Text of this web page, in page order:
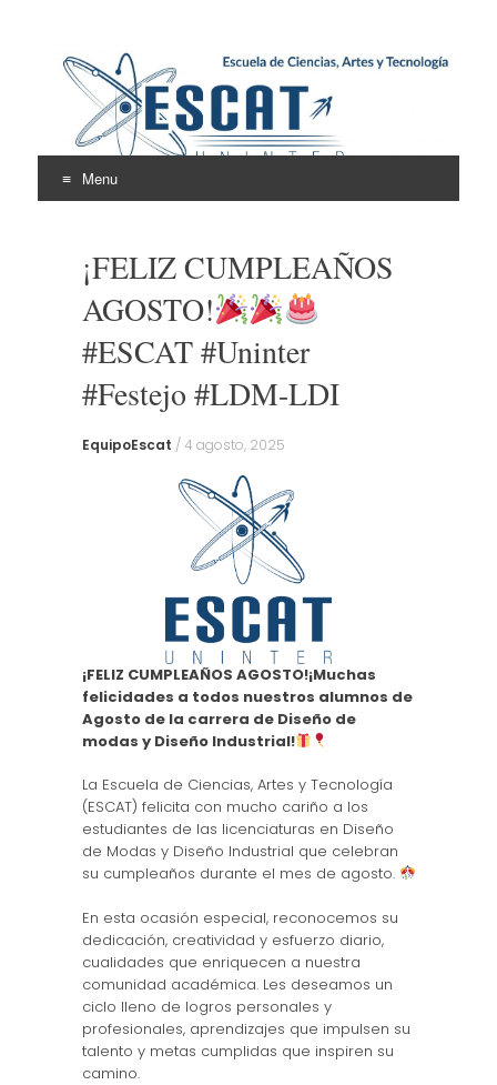
Escuela de Ciencias,
Artes y Tecnología
ESCAT
Menu
content¡FELIZ CUMPLEAÑOS
AGOSTO!
#ESCAT #Uninter
#Festejo #LDM-LDI
EquipoEscat /4 agosto, 2025
¡FELIZ CUMPLEAÑOS AGOSTO!¡Muchas
felicidades a todos nuestros alumnos de
Agosto de la carrera de Diseño de
modas y Diseño Industrial!
La Escuela de Ciencias, Artes y Tecnología
(ESCAT) felicita con mucho cariño a los
estudiantes de las licenciaturas en Diseño
de Modas y Diseño Industrial que celebran
su cumpleaños durante el mes de agosto.
En esta ocasión especial, reconocemos su
dedicación, creatividad y esfuerzo diario,
cualidades que enriquecen a nuestra
comunidad académica. Les deseamos un
ciclo lleno de logros personales y
profesionales, aprendizajes que impulsen su
talento y metas cumplidas que inspiren su
camino.